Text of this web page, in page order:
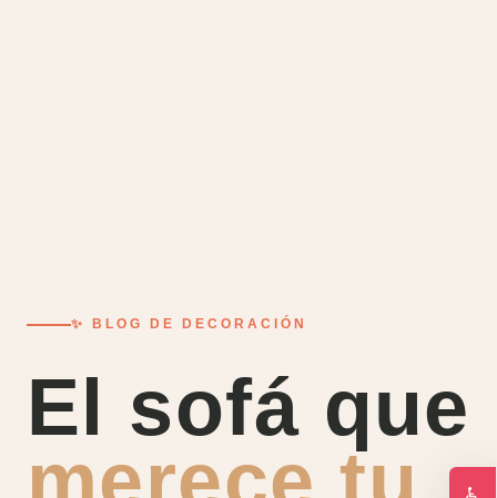
✨ BLOG DE DECORACIÓN
El sofá que